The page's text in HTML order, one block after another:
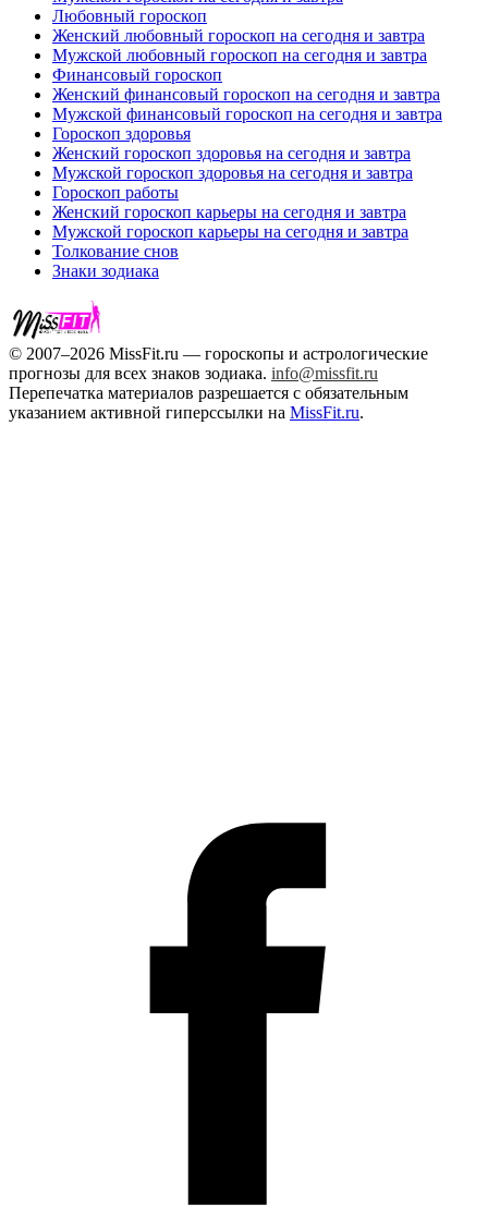
Любовный гороскоп
Женский любовный гороскоп на сегодня и завтра
Мужской любовный гороскоп на сегодня и завтра
Финансовый гороскоп
Женский финансовый гороскоп на сегодня и завтра
Мужской финансовый гороскоп на сегодня и завтра
Гороскоп здоровья
Женский гороскоп здоровья на сегодня и завтра
Мужской гороскоп здоровья на сегодня и завтра
Гороскоп работы
Женский гороскоп карьеры на сегодня и завтра
Мужской гороскоп карьеры на сегодня и завтра
Толкование снов
Знаки зодиака
© 2007–2026 MissFit.ru — гороскопы и астрологические
прогнозы для всех знаков зодиака. info@missfit.ru
Перепечатка материалов разрешается с обязательным
указанием активной гиперссылки на MissFit.ru.